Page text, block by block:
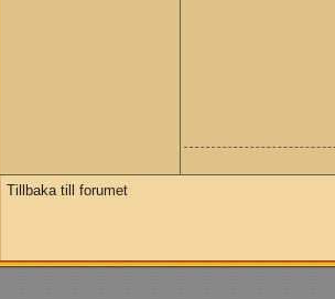
Tillbaka till forumet